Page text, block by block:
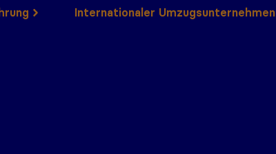
Internationaler Umzugsunternehmen